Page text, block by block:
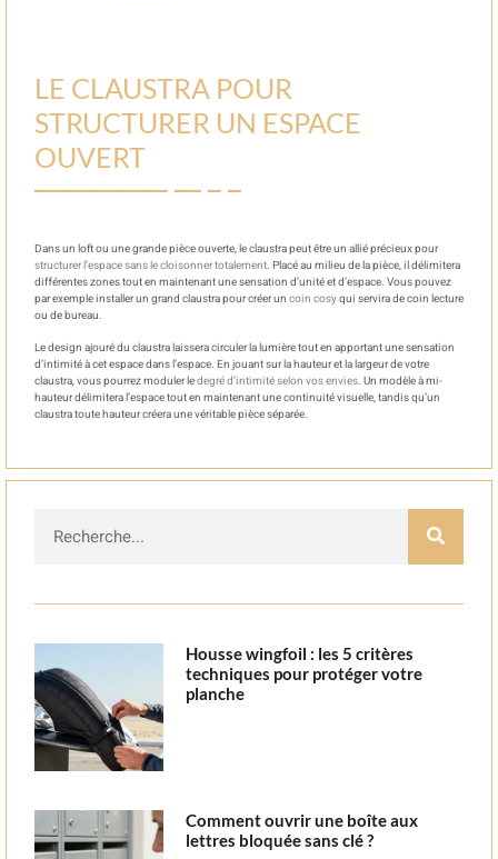
LE CLAUSTRA POUR
STRUCTURER UN ESPACE
OUVERT
Dans un loft ou une grande pièce ouverte, le claustra peut être un allié précieux pour
structurer l’espace sans le cloisonner totalement. Placé au milieu de la pièce, il délimitera
différentes zones tout en maintenant une sensation d’unité et d’espace. Vous pouvez
par exemple installer un grand claustra pour créer un coin cosyqui servira de coin lecture
ou de bureau.
Le design ajouré du claustra laissera circuler la lumière tout en apportant une sensation
d’intimité à cet espace dans l’espace. En jouant sur la hauteur et la largeur de votre
claustra, vous pourrez moduler ledegré d’intimité selon vos envies. Un modèle à mi-
hauteur délimitera l’espace tout en maintenant une continuité visuelle, tandis qu’un
claustra toute hauteur créera une véritable pièce séparée.
Housse wingfoil : les 5 critères
techniques pour protéger votre
planche
Comment ouvrir une boîte aux
lettres bloquée sans clé ?